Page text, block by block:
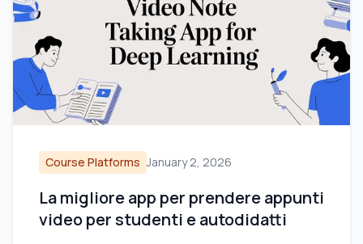
Course Platforms January 2, 2026
La migliore app per prendere appunti
video per studenti e autodidatti